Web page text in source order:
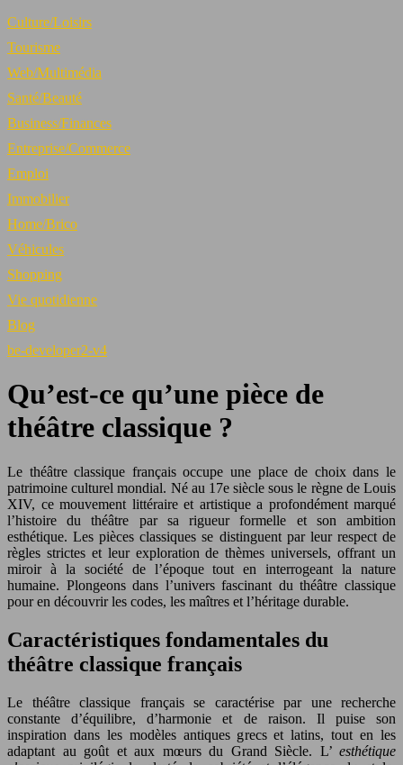
Culture/Loisirs
Tourisme
Web/Multimédia
Santé/Beauté
Business/Finances
Entreprise/Commerce
Emploi
Immobilier
Home/Brico
Véhicules
Shopping
Vie quotidienne
Blog
be-developer2-v4
Qu’est-ce qu’une pièce de
théâtre classique ?
Le théâtre classique français occupe une place de choix dans le
patrimoine culturel mondial. Né au 17e siècle sous le règne de Louis
XIV, ce mouvement littéraire et artistique a profondément marqué
l’histoire du théâtre par sa rigueur formelle et son ambition
esthétique. Les pièces classiques se distinguent par leur respect de
règles strictes et leur exploration de thèmes universels, offrant un
miroir à la société de l’époque tout en interrogeant la nature
humaine. Plongeons dans l’univers fascinant du théâtre classique
pour en découvrir les codes, les maîtres et l’héritage durable.
Caractéristiques fondamentales du
théâtre classique français
Le théâtre classique français se caractérise par une recherche
constante d’équilibre, d’harmonie et de raison. Il puise son
inspiration dans les modèles antiques grecs et latins, tout en les
adaptant au goût et aux mœurs du Grand Siècle. L’ esthétique